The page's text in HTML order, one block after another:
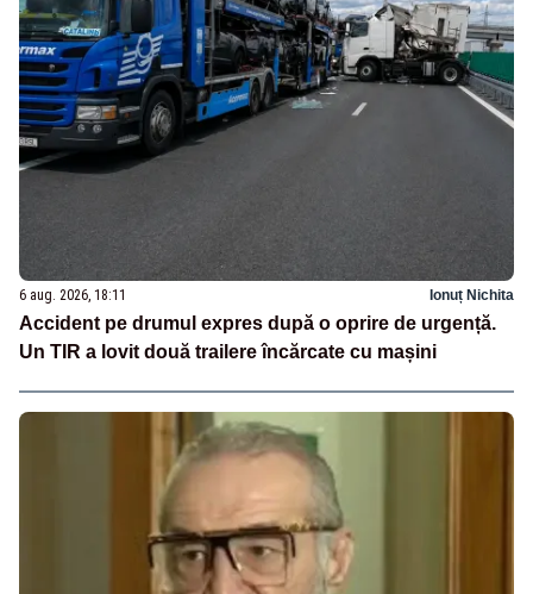
6 aug. 2026, 18:11 Ionuț Nichita
Accident pe drumul expres după o oprire de urgență.
Un TIR a lovit două trailere încărcate cu mașini